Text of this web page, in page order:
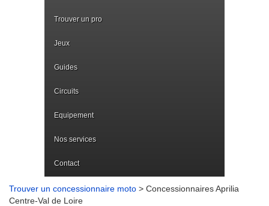
Trouver un pro
Jeux
Guides
Circuits
Equipement
Nos services
Contact
Trouver un concessionnaire moto > Concessionnaires Aprilia
Centre-Val de Loire